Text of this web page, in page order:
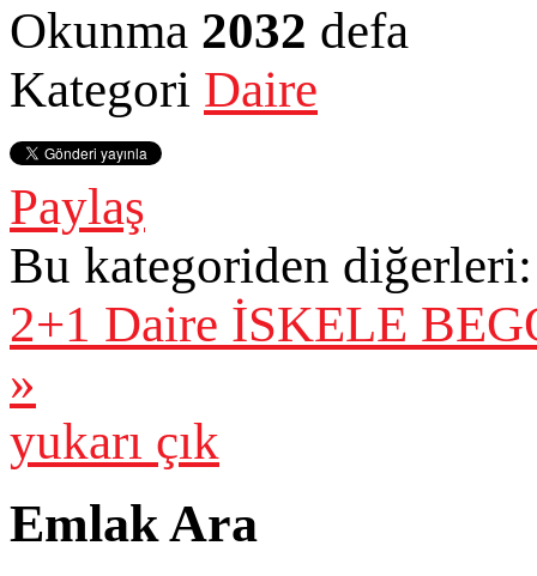
Okunma 2032 defa
Kategori Daire
Paylaş
Bu kategoriden diğerleri:
2+1 Daire İSKELE
»
yukarı çık
Emlak Ara